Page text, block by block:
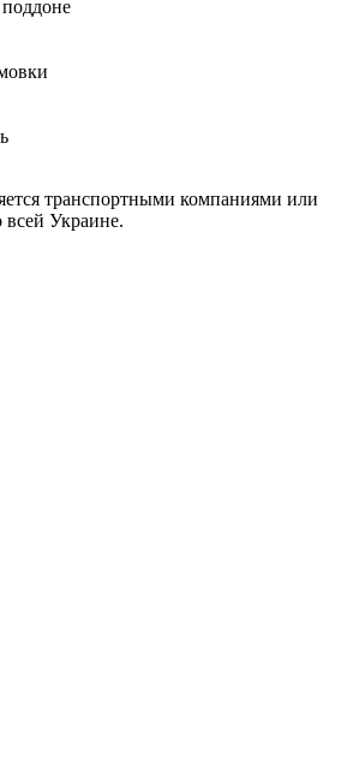
транспортными компаниями или
Украине.